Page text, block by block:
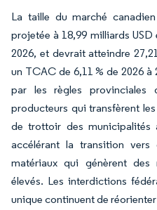
La taille du marché
projetée à 18,99 milliards USD
2026, et devrait atteindre
un TCAC de 6,11 % de 2026 à
par les règles provinciales
producteurs qui transfèrent
de trottoir des municipalités
accélérant la transition
matériaux qui génèrent des
élevés. Les interdictions
unique continuent de